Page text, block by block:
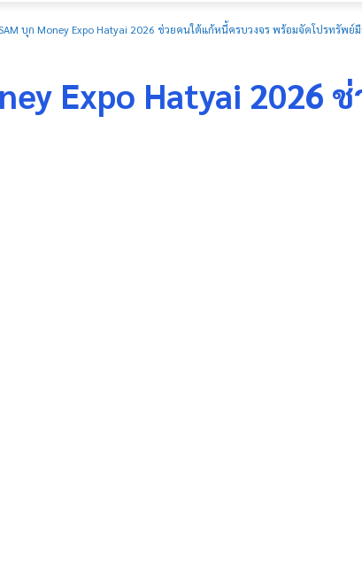
บุก Money Expo Hatyai 2026 ช่วยคนใต้แก้หนี้ครบวงจร พร้อมจัดโปรทรัพย์
Expo Hatyai 2026